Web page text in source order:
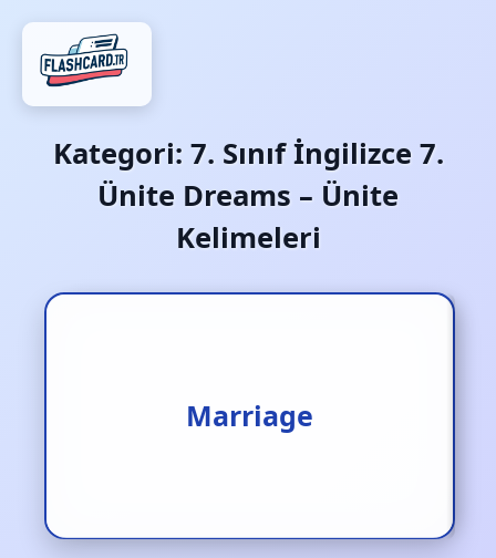
Kategori: 7. Sınıf İngilizce 7.
Ünite Dreams – Ünite
Kelimeleri
Marriage
Evlilik